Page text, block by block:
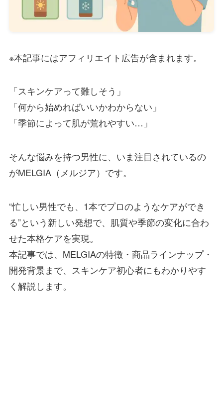
※本記事にはアフィリエイト広告が含まれます。
「スキンケアって難しそう」
「何から始めればいいかわからない」
「季節によって肌が荒れやすい…」
そんな悩みを持つ男性に、いま注目されているの
がMELGIA（メルジア）です。
“忙しい男性でも、1本でプロのようなケアができ
る”という新しい発想で、肌質や季節の変化に合わ
せた本格ケアを実現。
本記事では、MELGIAの特徴・商品ラインナップ・
開発背景まで、スキンケア初心者にもわかりやす
く解説します。